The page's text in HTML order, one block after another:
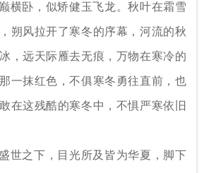
横卧，似矫健玉飞龙。秋叶在霜雪
朔风拉开了寒冬的序幕，河流的秋
，远天际雁去无痕，万物在寒冷的
一抹红色，不俱寒冬勇往直前，也
在这残酷的寒冬中，不惧严寒依旧
世之下，目光所及皆为华夏，脚下